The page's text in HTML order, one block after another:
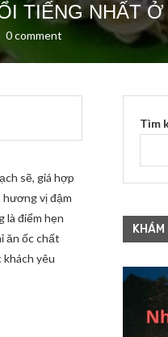
TIẾNG NHẤT Ở
0 comment
sẽ, giá hợp
hương vị đậm
là điểm hẹn
ăn ốc chất
yêu
Tìm